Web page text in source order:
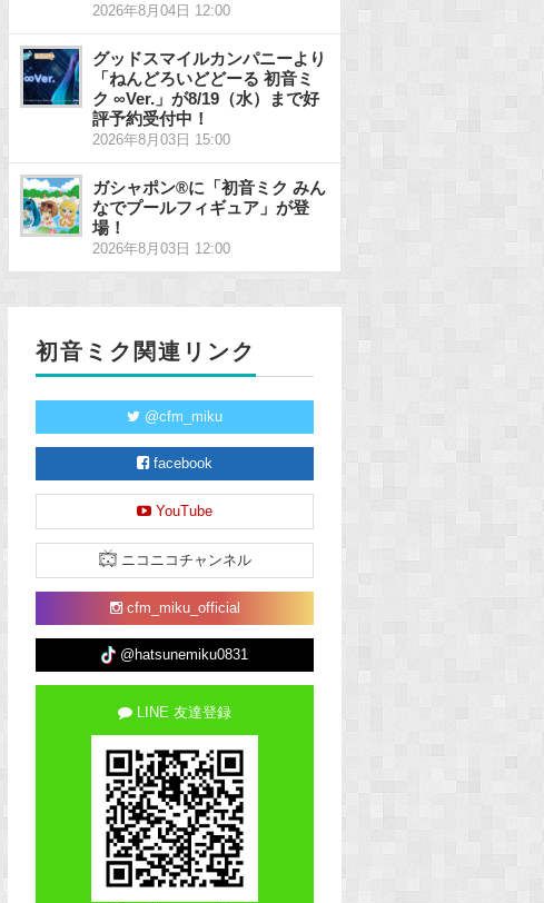
2026年8月04日 12:00
グッドスマイルカンパニーより
「ねんどろいどどーる 初音ミ
ク ∞Ver.」が8/19（水）まで好
評予約受付中！
2026年8月03日 15:00
ガシャポン®に「初音ミク みん
なでプールフィギュア」が登
場！
2026年8月03日 12:00
初音ミク関連リンク
@cfm_miku
facebook
YouTube
ニコニコチャンネル
cfm_miku_official
@hatsunemiku0831
LINE 友達登録